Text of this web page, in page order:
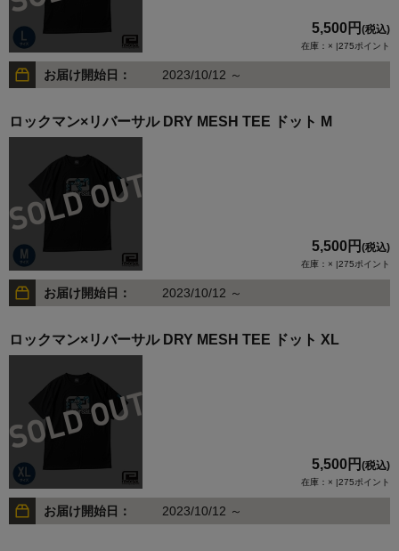
5,500円 (税込)
在庫：× |275ポイント
お届け開始日： 2023/10/12 ～
ロックマン×リバーサル DRY MESH TEE ドット M
5,500円 (税込)
在庫：× |275ポイント
お届け開始日： 2023/10/12 ～
ロックマン×リバーサル DRY MESH TEE ドット XL
5,500円 (税込)
在庫：× |275ポイント
お届け開始日： 2023/10/12 ～